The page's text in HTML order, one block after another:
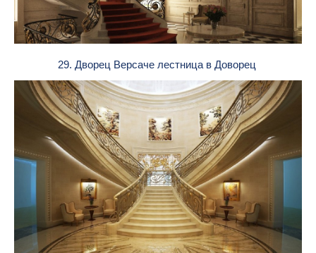
29. Дворец Версаче лестница в Доворец